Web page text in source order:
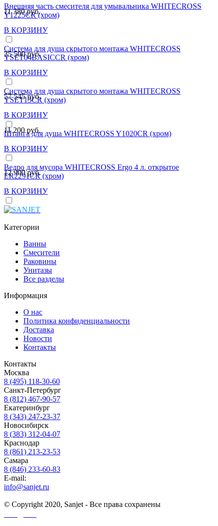
Внешняя часть смесителя для умывальника WHITECROSS
Y1225CR (хром)
11 380 руб.
В КОРЗИНУ
Система для душа скрытого монтажа WHITECROSS
YSET04BASICCR (хром)
35 500 руб.
В КОРЗИНУ
Система для душа скрытого монтажа WHITECROSS
YSET13CR (хром)
57 545 руб.
В КОРЗИНУ
Штанга для душа WHITECROSS Y1020CR (хром)
11 200 руб.
В КОРЗИНУ
Ведро для мусора WHITECROSS Ergo 4 л. открытое
ER2291CR (хром)
12 900 руб.
В КОРЗИНУ
Категории
Ванны
Смесители
Раковины
Унитазы
Все разделы
Информация
О нас
Политика конфиденциальности
Доставка
Новости
Контакты
Контакты
Москва
8 (495) 118-30-60
Санкт-Петербург
8 (812) 467-90-57
Екатеринбург
8 (343) 247-23-37
Новосибирск
8 (383) 312-04-07
Краснодар
8 (861) 213-23-53
Самара
8 (846) 233-60-83
E-mail:
info@sanjet.ru
© Copyright 2020, Sanjet - Все права сохранены